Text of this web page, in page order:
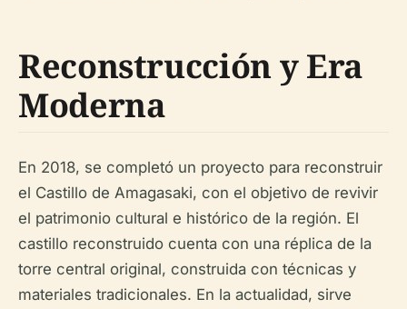
Reconstrucción y Era
Moderna
En 2018, se completó un proyecto para reconstruir
el Castillo de Amagasaki, con el objetivo de revivir
el patrimonio cultural e histórico de la región. El
castillo reconstruido cuenta con una réplica de la
torre central original, construida con técnicas y
materiales tradicionales. En la actualidad, sirve